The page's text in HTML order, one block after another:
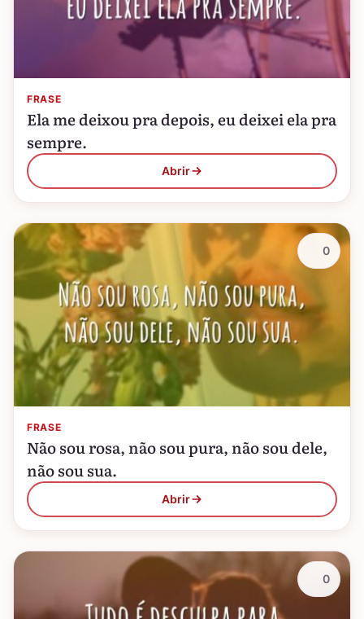
FRASE
Ela me deixou pra depois, eu deixei ela pra
sempre.
Abrir
FRASE
Não sou rosa, não sou pura, não sou dele,
não sou sua.
Abrir
0
0